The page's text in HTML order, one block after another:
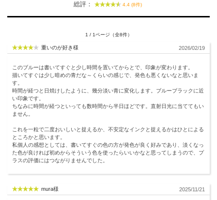
総評：
4.4 (8件)
1 / 1ページ（全8件）
重いのが好き様 2026/02/19
このブルーは書いてすぐと少し時間を置いてからとで、印象が変わります。
描いてすぐは少し暗めの青だな～くらいの感じで、発色も悪くないなと思いま
す。
時間が経つと日焼けしたように、幾分淡い青に変化します。ブルーブラックに近
い印象です。
ちなみに時間が経つといっても数時間から半日ほどです。直射日光に当ててもい
ません。
これを一粒で二度おいしいと捉えるか、不安定なインクと捉えるかはひとによる
ところかと思います。
私個人の感想としては、書いてすぐの色の方が発色が良く好みであり、淡くなっ
た色が良ければ初めからそういう色を使ったらいいかなと思ってしまうので、プ
ラスの評価にはつながりませんでした。
mura様 2025/11/21